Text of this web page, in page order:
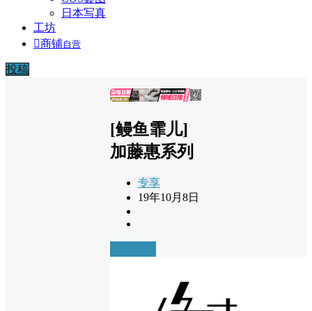
日本写真
工坊
商铺自营
投稿
广告
[鳗鱼霏儿]
加藤惠系列
专享
19年10月8日